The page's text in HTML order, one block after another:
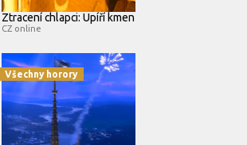
Ztracení chlapci: Upíří kmen
CZ online
Všechny horory